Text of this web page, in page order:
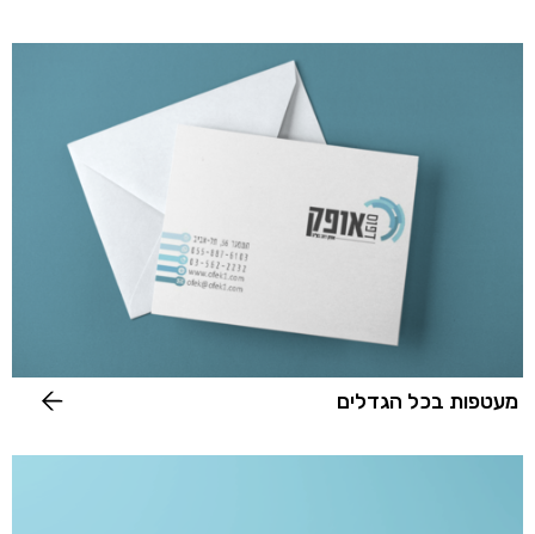
מעטפות בכל הגדלים